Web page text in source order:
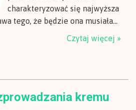
charakteryzować się najwyższa
tego, że będzie ona musiała...
Czytaj więcej »
kremu